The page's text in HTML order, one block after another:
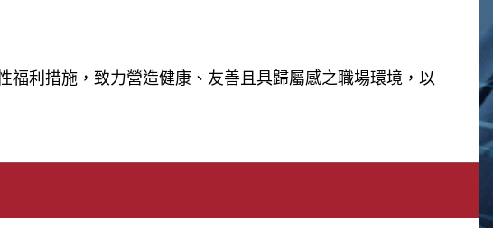
利措施，致力營造健康、友善且具歸屬感之職場環境，以